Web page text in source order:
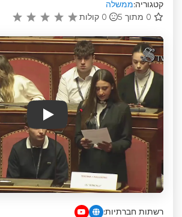
קטגוריה:ממשלה
0 קולות
Play
רשתות חברתיות: